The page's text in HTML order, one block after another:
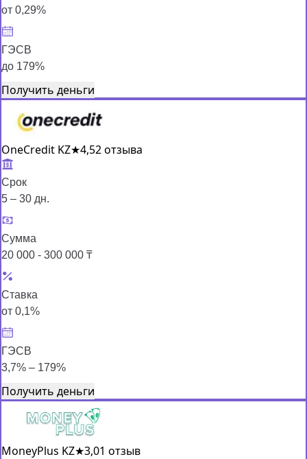
от 0,29%
ГЭСВ
до 179%
Получить деньги
OneCredit KZ★4,52 отзыва
Срок
5 – 30 дн.
Сумма
20 000 - 300 000 ₸
Ставка
от 0,1%
ГЭСВ
3,7% – 179%
Получить деньги
MoneyPlus KZ★3,01 отзыв